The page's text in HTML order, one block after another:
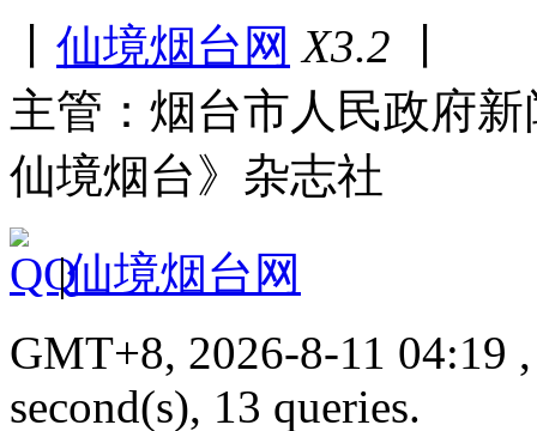
仙境烟台网 X3.2
主管：烟台市人民政府
仙境烟台》杂志社
|仙境烟台网
GMT+8, 2026-8-11 04:19
second(s), 13 queries.